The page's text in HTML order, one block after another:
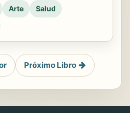
Arte
Salud
Próximo Libro